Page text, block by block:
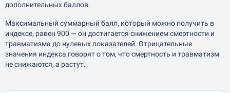
дополнительных баллов.
Максимальный суммарный балл, который можно получить в
индексе, равен 900 — он достигается снижением смертности и
травматизма до нулевых показателей. Отрицательные
значения индекса говорят о том, что смертность и травматизм
не снижаются, а растут.